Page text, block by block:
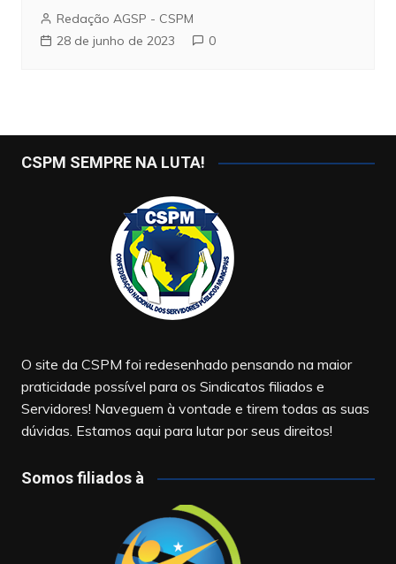
Redação AGSP - CSPM
28 de junho de 2023
0
CSPM SEMPRE NA LUTA!
O site da CSPM foi redesenhado pensando na maior
praticidade possível para os Sindicatos filiados e
Servidores! Naveguem à vontade e tirem todas as suas
dúvidas. Estamos aqui para lutar por seus direitos!
Somos filiados à